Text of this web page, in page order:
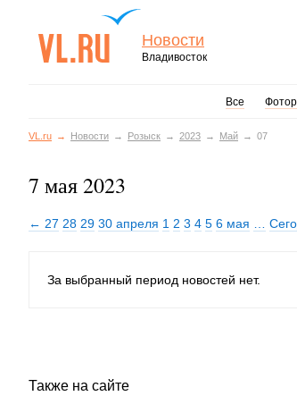
Новости
Владивосток
Все
VL.ru Новости Розыск 2023 Май 07
7 мая 2023
← 27 28 29 30 апреля 1 2 3 4 5 6 мая
За выбранный период новостей нет.
Также на сайте